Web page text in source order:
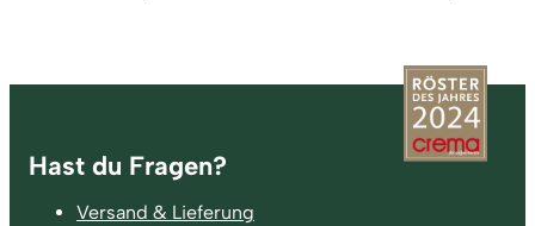
Fußzeile
Hast du Fragen?
Versand & Lieferung